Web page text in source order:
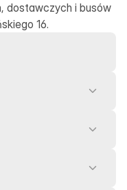
dostawczych i busów
16.